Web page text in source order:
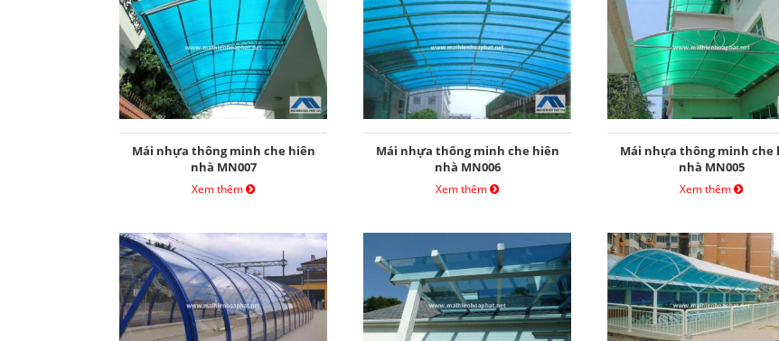
Mái nhựa thông minh che hiên
nhà MN007
Xem thêm
Mái nhựa thông minh che hiên
nhà MN006
Xem thêm
Mái nhựa thông minh che
nhà MN005
Xem thêm